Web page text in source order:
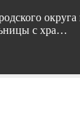
с хра…